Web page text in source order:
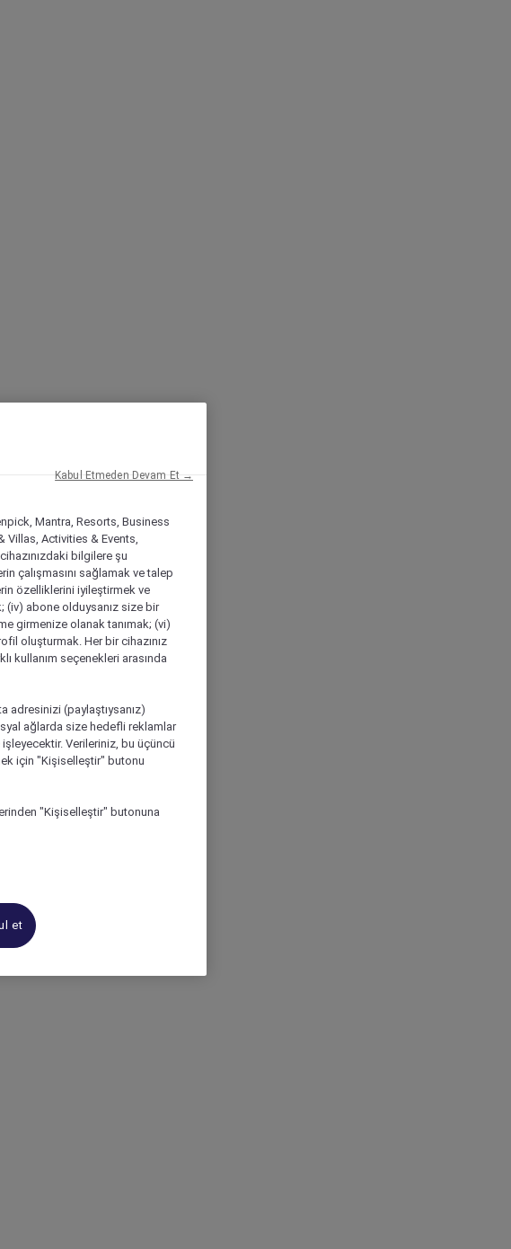
Mantra, Resorts, Business
Villas, Activities & Events,
cihazınızdaki bilgilere şu
çalışmasını sağlamak ve talep
özelliklerini iyileştirmek ve
(iv) abone olduysanız size bir
girmenize olanak tanımak; (vi)
oluşturmak. Her bir cihazınız
kullanım seçenekleri arasında
adresinizi (paylaştıysanız)
ağlarda size hedefli reklamlar
Verileriniz, bu üçüncü
için "Kişiselleştir" butonu
"Kişiselleştir" butonuna
et
Kabul Etmeden Devam Et →